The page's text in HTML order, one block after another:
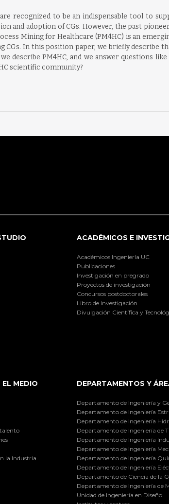
recognized to be an indispensable tool to
and adoption of CGs. However, the past
Mining for Healthcare (PM4HC) is an
CGs. In this position paper, we briefly describe
describe PM4HC, and we answer questions
scientific community?
ACADÉMICOS E
Académicos Ingeniería UC
Publicaciones
Investigación en pregrado
Proyectos de investigación
Concursos postdoctorales
Libro de Investigación
Divulgación Científica y
MEDIO
la Industria
DEPARTAMENTOS Y
Departamento de Ingeniería y
Departamento de Ingeniería
Departamento de Ingeniería
Departamento de Ingeniería de
Departamento de Ingeniería
Departamento de Ingeniería
Departamento de Ingeniería
Departamento de Ingeniería
Departamento de Ciencia de la
Departamento de Ingeniería de
Unidad de Ingeniería en Diseño